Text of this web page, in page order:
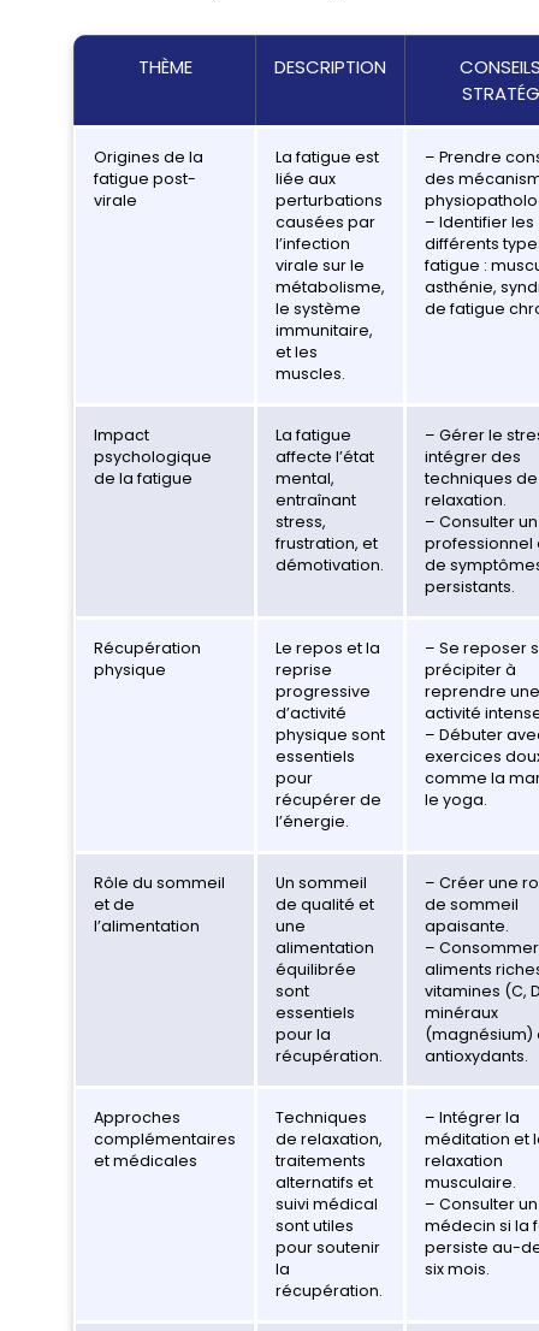
THÈME DESCRIPTION
Origines de la
fatigue post-
virale
La fatigue est
liée aux
perturbations
causées par
l’infection
virale sur le
métabolisme,
le système
immunitaire,
et les
muscles.
– Prendre
des
– Identifier les
différents
fatigue :
asthénie,
de fatigue
Impact
psychologique
de la fatigue
La fatigue
affecte l’état
mental,
entraînant
stress,
frustration, et
démotivation.
– Gérer le
intégrer des
techniques de
relaxation.
– Consulter un
professionnel
de
persistants.
Récupération
physique
Le repos et la
reprise
progressive
d’activité
physique sont
essentiels
pour
récupérer de
l’énergie.
– Se reposer
précipiter à
reprendre une
activité
– Débuter
exercices
comme la
le yoga.
Rôle du sommeil
et de
l’alimentation
Un sommeil
de qualité et
une
alimentation
équilibrée
sont
essentiels
pour la
récupération.
– Créer une
de sommeil
apaisante.
–
aliments
vitamines (C,
minéraux
(magnésium)
antioxydants.
Approches
complémentaires
et médicales
Techniques
de relaxation,
traitements
alternatifs et
suivi médical
sont utiles
pour soutenir
la
récupération.
– Intégrer la
méditation et
relaxation
musculaire.
– Consulter un
médecin si la
persiste au-
six mois.